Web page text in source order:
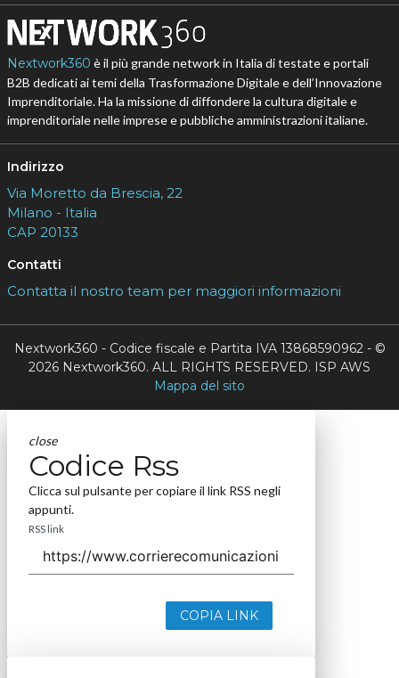
Nextwork360 è il più grande network in Italia di testate e portali
B2B dedicati ai temi della Trasformazione Digitale e dell’Innovazione
Imprenditoriale. Ha la missione di diffondere la cultura digitale e
imprenditoriale nelle imprese e pubbliche amministrazioni italiane.
Indirizzo
Via Moretto da Brescia, 22
Milano - Italia
CAP 20133
Contatti
Contatta il nostro team per maggiori informazioni
Nextwork360 - Codice fiscale e Partita IVA 13868590962 - ©
2026 Nextwork360. ALL RIGHTS RESERVED. ISP AWS
Mappa del sito
close
Codice Rss
Clicca sul pulsante per copiare il link RSS negli
appunti.
RSS link
COPIA LINK